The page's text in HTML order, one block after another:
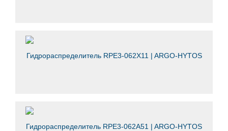
Гидрораспределитель RPE3-062X11 | ARGO-HYTOS
Гидрораспределитель RPE3-062A51 | ARGO-HYTOS